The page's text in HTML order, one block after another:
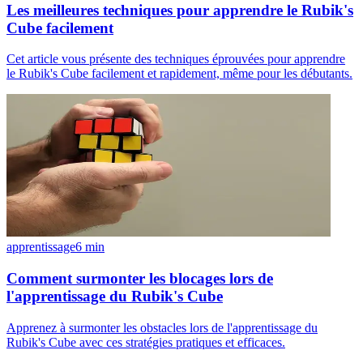
Les meilleures techniques pour apprendre le Rubik's
Cube facilement
Cet article vous présente des techniques éprouvées pour apprendre
le Rubik's Cube facilement et rapidement, même pour les débutants.
apprentissage6 min
Comment surmonter les blocages lors de
l'apprentissage du Rubik's Cube
Apprenez à surmonter les obstacles lors de l'apprentissage du
Rubik's Cube avec ces stratégies pratiques et efficaces.